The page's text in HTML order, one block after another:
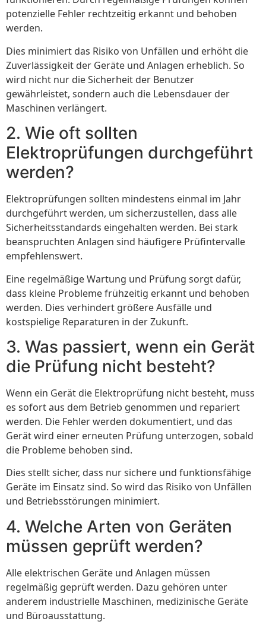
potenzielle Fehler rechtzeitig erkannt und behoben
werden.
Dies minimiert das Risiko von Unfällen und erhöht die
Zuverlässigkeit der Geräte und Anlagen erheblich. So
wird nicht nur die Sicherheit der Benutzer
gewährleistet, sondern auch die Lebensdauer der
Maschinen verlängert.
2. Wie oft sollten
Elektroprüfungen durchgeführt
werden?
Elektroprüfungen sollten mindestens einmal im Jahr
durchgeführt werden, um sicherzustellen, dass alle
Sicherheitsstandards eingehalten werden. Bei stark
beanspruchten Anlagen sind häufigere Prüfintervalle
empfehlenswert.
Eine regelmäßige Wartung und Prüfung sorgt dafür,
dass kleine Probleme frühzeitig erkannt und behoben
werden. Dies verhindert größere Ausfälle und
kostspielige Reparaturen in der Zukunft.
3. Was passiert, wenn ein Gerät
die Prüfung nicht besteht?
Wenn ein Gerät die Elektroprüfung nicht besteht, muss
es sofort aus dem Betrieb genommen und repariert
werden. Die Fehler werden dokumentiert, und das
Gerät wird einer erneuten Prüfung unterzogen, sobald
die Probleme behoben sind.
Dies stellt sicher, dass nur sichere und funktionsfähige
Geräte im Einsatz sind. So wird das Risiko von Unfällen
und Betriebsstörungen minimiert.
4. Welche Arten von Geräten
müssen geprüft werden?
Alle elektrischen Geräte und Anlagen müssen
regelmäßig geprüft werden. Dazu gehören unter
anderem industrielle Maschinen, medizinische Geräte
und Büroausstattung.